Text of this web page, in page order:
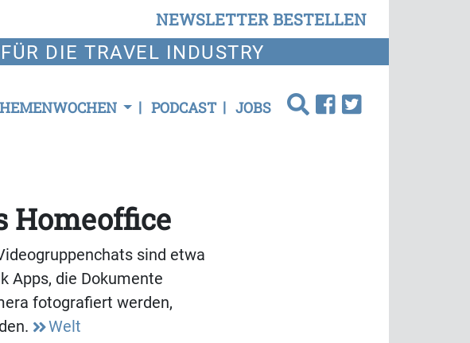
NEWSLETTER BESTELLEN
DIE TRAVEL INDUSTRY
PODCAST JOBS
Homeoffice
sind etwa
Apps, die Dokumente
fotografiert werden,
Welt